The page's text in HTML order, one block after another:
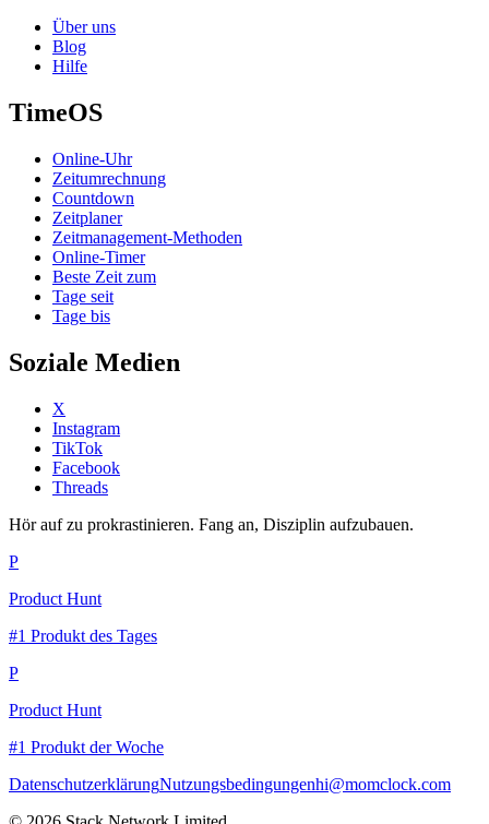
Über uns
Blog
Hilfe
TimeOS
Online-Uhr
Zeitumrechnung
Countdown
Zeitplaner
Zeitmanagement-Methoden
Online-Timer
Beste Zeit zum
Tage seit
Tage bis
Soziale Medien
X
Instagram
TikTok
Facebook
Threads
Hör auf zu prokrastinieren. Fang an, Disziplin aufzubauen.
P
Product Hunt
#1 Produkt des Tages
P
Product Hunt
#1 Produkt der Woche
DatenschutzerklärungNutzungsbedingungenhi@momclock.com